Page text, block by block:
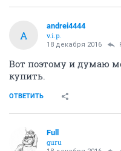
A
andrei4444
v.i.p.
18 декабря 2016
Вот поэтому и думаю
купить.
ОТВЕТИТЬ
Full
guru